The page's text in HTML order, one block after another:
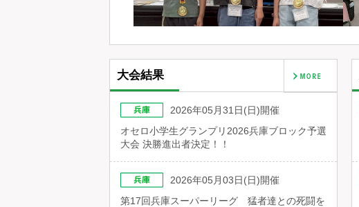
大会結果
2026年05月31日(日)開催
オセロ小学生グランプリ2026兵庫ブロック予選
大会 決勝進出者決定！！
2026年05月03日(日)開催
第17回兵庫スーパーリーグ 猛者達との死闘を